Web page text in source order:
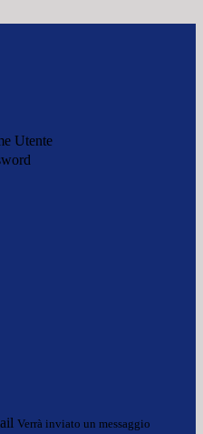
Utente
Verrà inviato un messaggio